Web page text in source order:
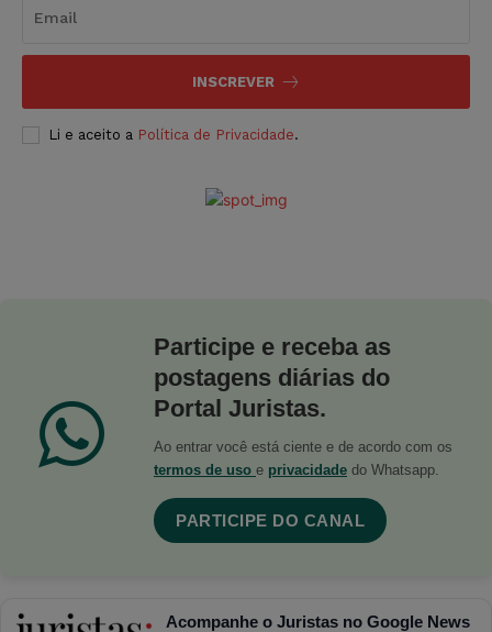
INSCREVER
Li e aceito a Política de Privacidade.
Participe e receba as
postagens diárias do
Portal Juristas.
Ao entrar você está ciente e de acordo com os
termos de uso e privacidade do Whatsapp.
PARTICIPE DO CANAL
Acompanhe o Juristas no Google News